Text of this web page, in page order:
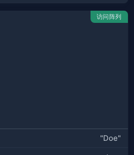
访问阵列
"Doe"